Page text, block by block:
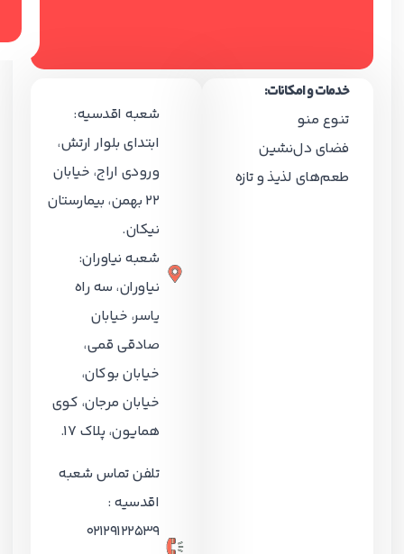
خدمات و امکانات:
تنوع منو
فضای دل‌نشین
طعم‌های لذیذ و تازه
شعبه اقدسیه:
ابتدای بلوار ارتش،
ورودی اراج، خیابان
22 بهمن، بیمارستان
نیکان.
شعبه نیاوران:
نیاوران، سه راه
یاسر، خیابان
صادقی قمی،
خیابان بوکان،
خیابان مرجان، کوی
همایون، پلاک 17.
تلفن تماس شعبه
اقدسیه :
۰۲۱29122539